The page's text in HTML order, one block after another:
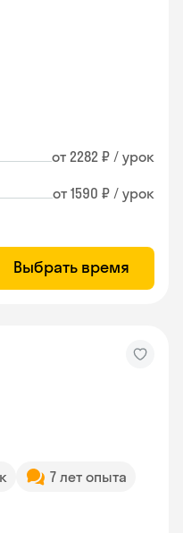
от 2282 ₽ / урок
от 1590 ₽ / урок
Выбрать время
7 лет опыта